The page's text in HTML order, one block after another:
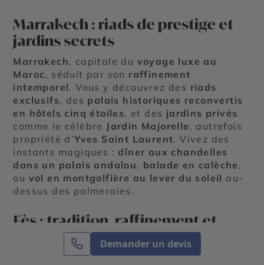
Demander un devis
Marrakech : riads de prestige et
jardins secrets
Marrakech, capitale du voyage luxe au
Maroc, séduit par son raffinement
intemporel. Vous y découvrez des riads
exclusifs, des palais historiques reconvertis
en hôtels cinq étoiles, et des jardins privés
comme le célèbre Jardin Majorelle , autrefois
propriété d’Yves Saint Laurent. Vivez des
instants magiques : dîner aux chandelles
dans un palais andalou, balade en calèche ,
ou vol en montgolfière au lever du soleil au-
dessus des palmeraies.
Fès : tradition, raffinement et
immersion culturelle
, l’une des plus anciennes cités impériales